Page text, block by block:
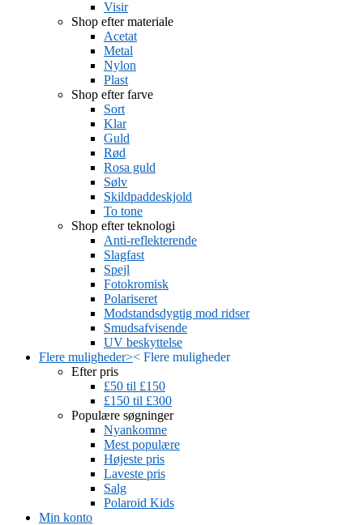
Visir
Shop efter materiale
Acetat
Metal
Nylon
Plast
Shop efter farve
Sort
Klar
Guld
Rød
Rosa guld
Sølv
Skildpaddeskjold
To tone
Shop efter teknologi
Anti-reflekterende
Slagfast
Spejl
Fotokromisk
Polariseret
Modstandsdygtig mod ridser
Smudsafvisende
UV beskyttelse
Flere muligheder>< Flere muligheder
Efter pris
£50 til £150
£150 til £300
Populære søgninger
Nyankomne
Mest populære
Højeste pris
Laveste pris
Salg
Polaroid Kids
Min konto